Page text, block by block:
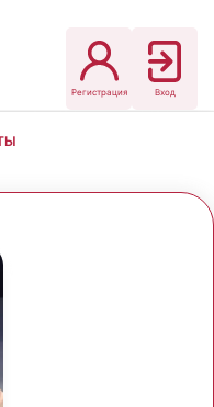
Регистрация Вход